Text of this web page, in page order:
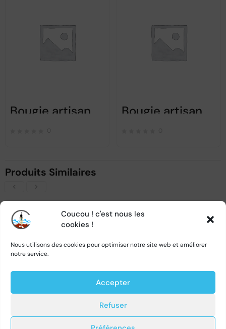
Coucou ! c'est nous les
cookies !
Nous utilisons des cookies pour optimiser notre site web et améliorer
notre service.
Accepter
Refuser
Produits Similaires
Blouse Roumaine – Modèle Femme “Teodora” roses noires